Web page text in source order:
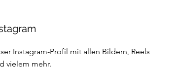
Instagram-Profil mit allen Bildern, Reels
vielem mehr.